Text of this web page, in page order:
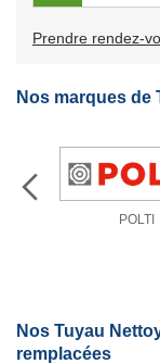
Prendre rendez-
Nos marques de
POLTI
Nos Tuyau
remplacées